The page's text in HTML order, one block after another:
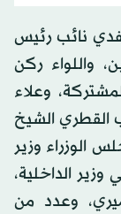
نائب رئيس
واللواء ركن
وعلاء
القطري الشيخ
الوزراء وزير
الداخلية،
وعدد من